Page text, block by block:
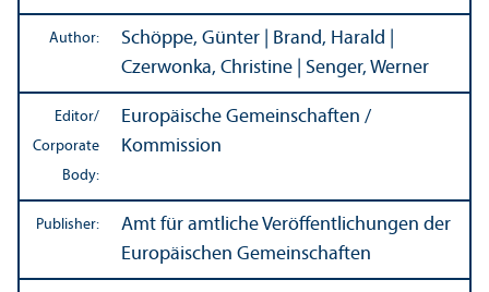
Author:
Schöppe, Günter | Brand, Harald |
Czerwonka, Christine | Senger, Werner
Editor/
Corporate
Body:
Europäische Gemeinschaften /
Kommission
Publisher:
Amt für amtliche Veröffentlichungen der
Europäischen Gemeinschaften